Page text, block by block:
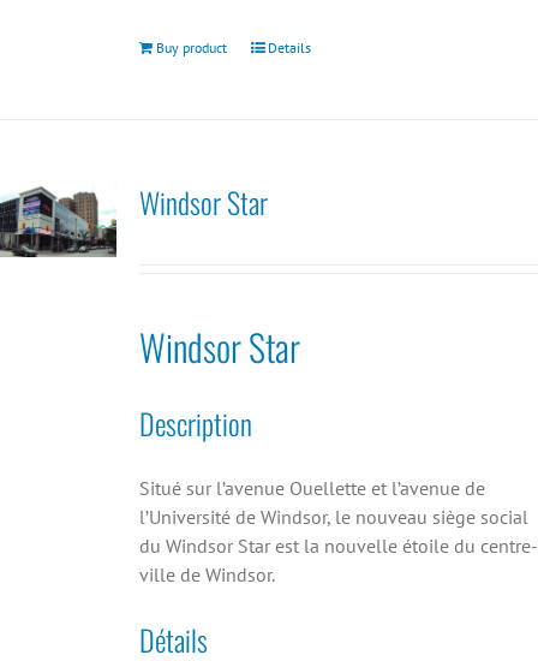
Buy product Details
Windsor Star
Windsor Star
Description
Situé sur l’avenue Ouellette et l’avenue de
l’Université de Windsor, le nouveau siège social
du Windsor Star est la nouvelle étoile du centre-
ville de Windsor.
Détails